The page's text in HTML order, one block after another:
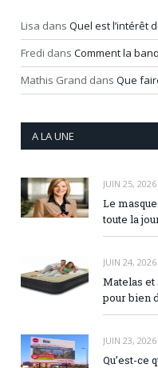
Lisa dans Quel est l’intérêt
Fredi dans Comment la
Mathis Grand dans Que
A LA UNE
JUIN 25, 2026
Le
toute la
JUIN 24, 2026
Matelas
pour bien
JUIN 23, 2026
Qu’est-ce